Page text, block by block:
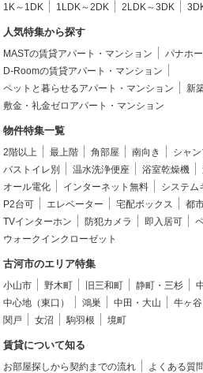
1K～1DK 1LDK～2DK 2LDK～3DK
人気特集から探す
MASTの賃貸アパート・マンション
パナホ
D-Roomの賃貸アパート・マンション
ペットと暮らせるアパート・マンション
新
敷金・礼金ゼロアパート・マンション
物件特集一覧
2階以上 最上階 角部屋 南向き シャ
バストイレ別
温水洗浄便座 浴室乾燥機
オール電化
インターネット無料 システム
P2台可
エレベーター 宅配ボックス 都
TVインターホン
防犯カメラ 即入居可
ウォークインクローゼット
古河市のエリア特集
小山市 野木町 旧三和町 静町・三杉
中心地（東口）
鴻巣 中田・大山 牛ヶ谷
関戸
女沼 駒羽根 境町
賃貸について知る
お部屋探しから契約までの流れ よくある質